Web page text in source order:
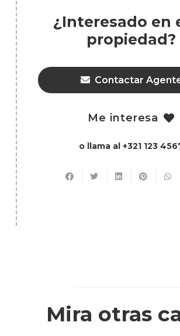
¿Interesado en
propiedad?
Contactar
Me interesa
o llama al +321 123
Mira otras